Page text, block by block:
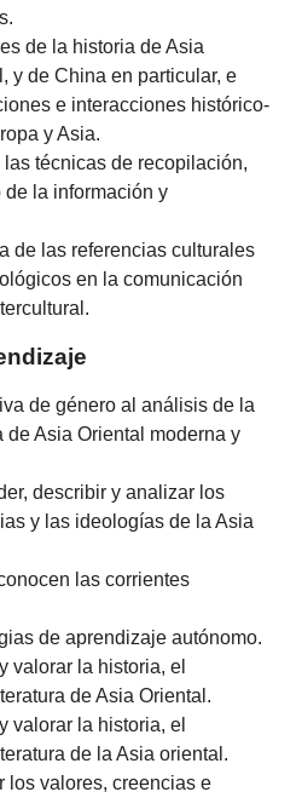
de la historia de Asia
y de China en particular, e
e interacciones histórico-
y Asia.
técnicas de recopilación,
la información y
de las referencias culturales
en la comunicación
de género al análisis de la
de Asia Oriental moderna y
describir y analizar los
y las ideologías de la Asia
las corrientes
de aprendizaje autónomo.
valorar la historia, el
de Asia Oriental.
valorar la historia, el
de la Asia oriental.
los valores, creencias e